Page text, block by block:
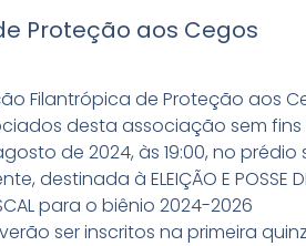
Proteção aos Cegos
Filantrópica de Proteção aos
desta associação sem
de 2024, às 19:00, no prédio
destinada à ELEIÇÃO E POSSE
para o biênio 2024-2026
ser inscritos na primeira